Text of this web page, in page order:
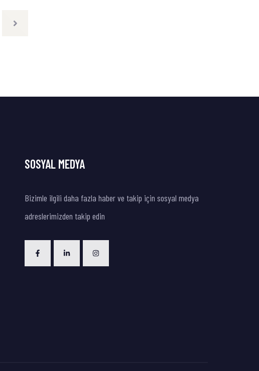
SOSYAL MEDYA
Bizimle ilgili daha fazla haber ve takip için sosyal medya
adreslerimizden takip edin